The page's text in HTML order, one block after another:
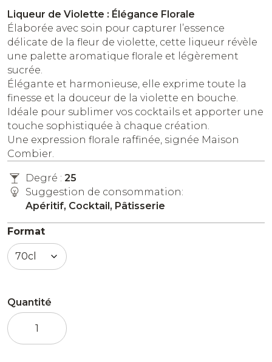
Liqueur de Violette : Élégance Florale
Élaborée avec soin pour capturer l’essence
délicate de la fleur de violette, cette liqueur révèle
une palette aromatique florale et légèrement
sucrée.
Élégante et harmonieuse, elle exprime toute la
finesse et la douceur de la violette en bouche.
Idéale pour sublimer vos cocktails et apporter une
touche sophistiquée à chaque création.
Une expression florale raffinée, signée Maison
Combier.
Degré : 25
Suggestion de consommation:
Apéritif, Cocktail, Pâtisserie
Format
Quantité
quantité
de
Liqueur